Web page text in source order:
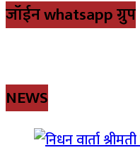
जॉईन whatsapp ग्रुप
NEWS